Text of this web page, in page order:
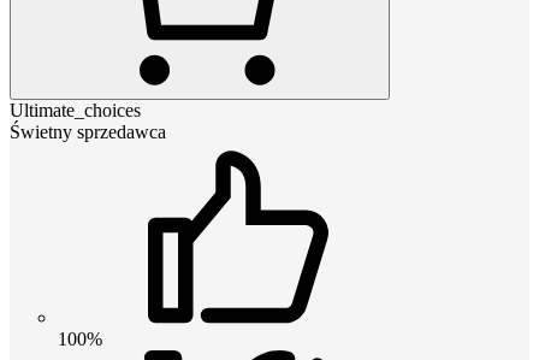
Ultimate_choices
Świetny sprzedawca
100%